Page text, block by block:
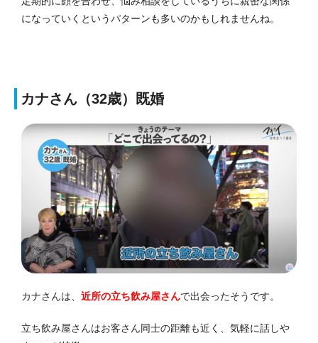
になっていくというパターンも多いのかもしれませんね。
カナさん（32歳）既婚
カナさんは、 近所の立ち飲み屋さんで出会ったそうです。
立ち飲み屋さんはお客さん同士の距離も近く、気軽に話しや